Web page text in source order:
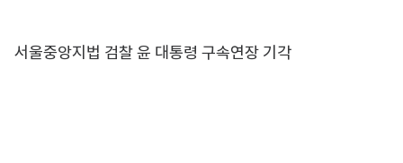
서울중앙지법 검찰 윤 대통령 구속연장 기각